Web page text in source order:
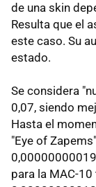
de una skin
Resulta que el
este caso. Su
estado.
Se considera
0,07, siendo
Hasta el
"Eye of
para la MAC-